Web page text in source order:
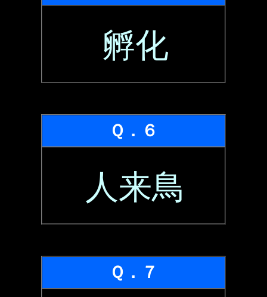
孵化
Ｑ．６
人来鳥
Ｑ．７